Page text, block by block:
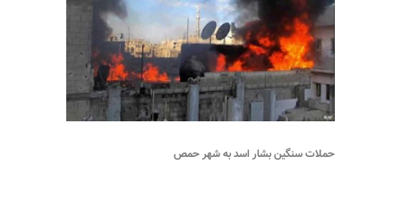
حملات سنگین بشار اسد به شهر حمص